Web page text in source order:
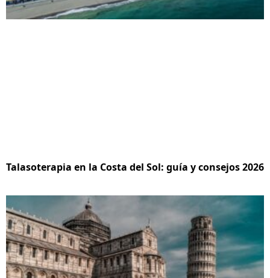
Talasoterapia en la Costa del Sol: guía y consejos 2026